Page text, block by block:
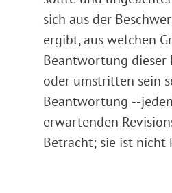
sich aus der
ergibt, aus welchen
Beantwortung dieser
oder umstritten sein
Beantwortung
erwartenden
Betracht; sie ist nicht